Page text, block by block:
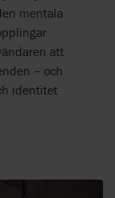
mentala
att
– och
identitet